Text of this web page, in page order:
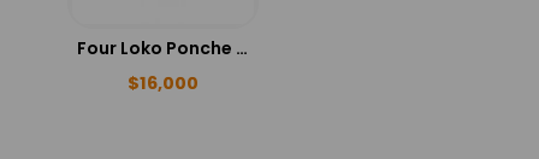
Four Loko Ponche 473ml
$16,000